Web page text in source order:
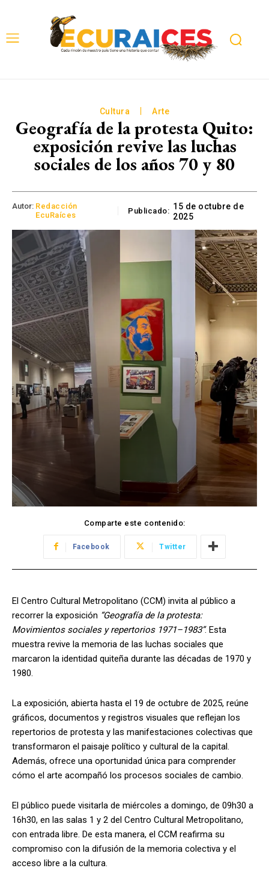
Cultura Arte
Geografía de la protesta Quito:
exposición revive las luchas
sociales de los años 70 y 80
Autor: Redacción
EcuRaíces
Publicado: 15 de octubre de
2025
Comparte este contenido:
Facebook Twitter
El Centro Cultural Metropolitano (CCM) invita al público a
recorrer la exposición “Geografía de la protesta:
Movimientos sociales y repertorios 1971–1983”. Esta
muestra revive la memoria de las luchas sociales que
marcaron la identidad quiteña durante las décadas de 1970 y
1980.
La exposición, abierta hasta el 19 de octubre de 2025, reúne
gráficos, documentos y registros visuales que reflejan los
repertorios de protesta y las manifestaciones colectivas que
transformaron el paisaje político y cultural de la capital.
Además, ofrece una oportunidad única para comprender
cómo el arte acompañó los procesos sociales de cambio.
El público puede visitarla de miércoles a domingo, de 09h30 a
16h30, en las salas 1 y 2 del Centro Cultural Metropolitano,
con entrada libre. De esta manera, el CCM reafirma su
compromiso con la difusión de la memoria colectiva y el
acceso libre a la cultura.